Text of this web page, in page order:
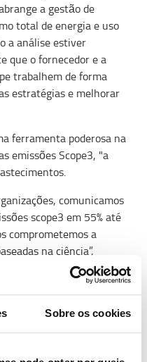
Sobre os cookies
a gestão de
total de energia e uso
a análise estiver
que o fornecedor e a
trabalhem de forma
estratégias e melhorar
ferramenta poderosa na
emissões Scope3, "a
comunicamos
scope3 em 55% até
comprometemos a
na ciência”,
e CEO da Toyota
Agora temos até
os nossos clientes,